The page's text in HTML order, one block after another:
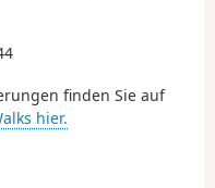
finden Sie auf
hier.